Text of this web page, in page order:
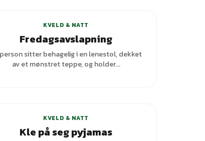
KVELD & NATT
Fredagsavslapning
sitter behagelig i en lenestol, dekket
av et mønstret teppe, og holder...
KVELD & NATT
Kle på seg pyjamas